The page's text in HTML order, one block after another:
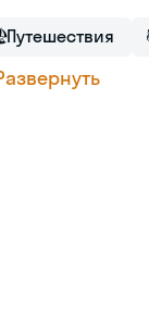
Путешествия